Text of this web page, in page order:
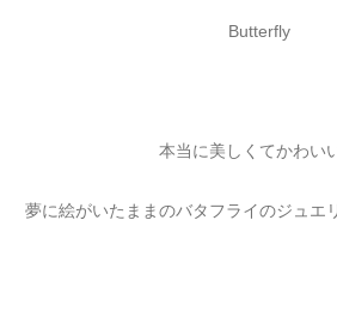
Butterfly
本当に美しくてかわい
夢に絵がいたままのバタフライのジュエ